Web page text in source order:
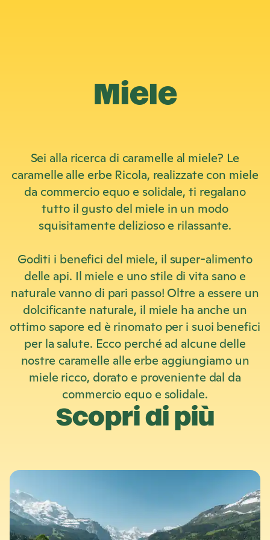
Miele
Sei alla ricerca di caramelle al miele? Le
caramelle alle erbe Ricola, realizzate con miele
da commercio equo e solidale, ti regalano
tutto il gusto del miele in un modo
squisitamente delizioso e rilassante.
Goditi i benefici del miele, il super-alimento
delle api. Il miele e uno stile di vita sano e
naturale vanno di pari passo! Oltre a essere un
dolcificante naturale, il miele ha anche un
ottimo sapore ed è rinomato per i suoi benefici
per la salute. Ecco perché ad alcune delle
nostre caramelle alle erbe aggiungiamo un
miele ricco, dorato e proveniente dal da
commercio equo e solidale.
Scopri di più
S
o
p
r
i